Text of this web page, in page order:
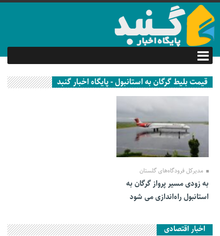
قیمت بلیط گرگان به استانبول - پایگاه اخبار گنبد
05 دی 1401
مدیرکل فرودگاه‌های گلستان
به زودی مسیر پرواز گرگان به
استانبول راه‌اندازی می شود
اخبار اقتصادی